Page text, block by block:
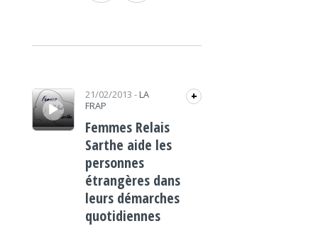
Lecteur audio 21/02/2013 - LA
FRAP
+
Femmes Relais
Sarthe aide les
personnes
étrangères dans
leurs démarches
quotidiennes